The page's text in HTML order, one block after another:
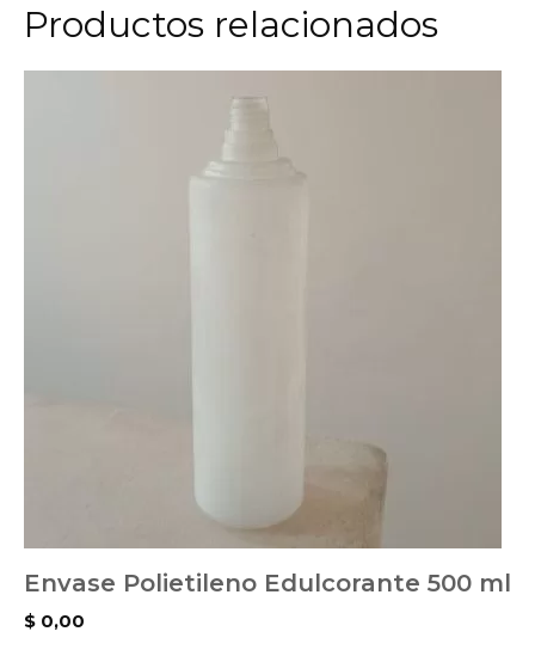
Productos relacionados
Envase Polietileno Edulcorante 500 ml
$ 0,00